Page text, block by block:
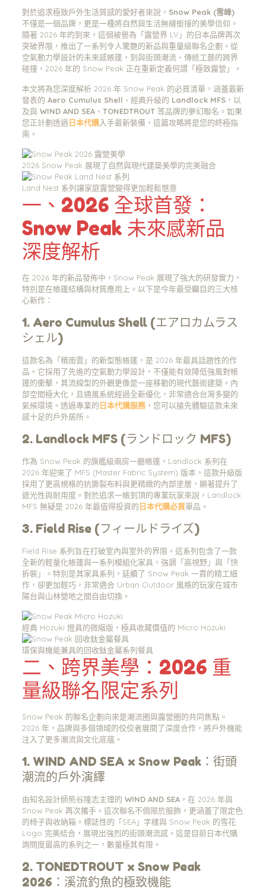
對於追求極致戶外生活質感的愛好者來說， Snow Peak (雪峰)
不僅是一個品牌，更是一種將自然與生活無縫銜接的美學信仰。
隨著 2026 年的到來，這個被譽為「露營界 LV」的日本品牌再次
突破界限，推出了一系列令人驚艷的新品與重量級聯名企劃。從
空氣動力學設計的未來感帳篷，到與街頭潮流、傳統工藝的跨界
碰撞，2026 年的 Snow Peak 正在重新定義何謂「極致露營」。
本文將為您深度解析 2026 年 Snow Peak 的必買清單，涵蓋最新
發表的 Aero Cumulus Shell 、經典升級的 Landlock MFS，以
及與 WIND AND SEA、 TONEDTROUT等品牌的夢幻聯名。如果
您正計劃透過日本代購入手最新裝備，這篇攻略將是您的終極指
南。
2026 Snow Peak 展現了自然與現代建築美學的完美融合
Land Nest 系列讓家庭露營變得更加輕鬆愜意
一、2026 全球首發：
Snow Peak 未來感新品
深度解析
在 2026 年的新品發佈中，Snow Peak 展現了強大的研發實力，
特別是在帳篷結構與材質應用上。以下是今年最受矚目的三大核
心新作：
1. Aero Cumulus Shell (エアロカムラス
シェル)
這款名為「積雨雲」的新型態帳篷，是 2026 年最具話題性的作
品。它採用了先進的空氣動力學設計，不僅能有效降低強風對帳
篷的衝擊，其流線型的外觀更像是一座移動的現代藝術建築。內
部空間極大化，且通風系統經過全新優化，非常適合台灣多變的
氣候環境。透過專業的日本代購服務，您可以搶先體驗這款未來
感十足的戶外居所。
2. Landlock MFS (ランドロック MFS)
作為 Snow Peak 的旗艦級兩房一廳帳篷，Landlock 系列在
2026 年迎來了 MFS (Master Fabric System) 版本。這款升級版
採用了更高規格的抗撕裂布料與更精緻的內部塗層，顯著提升了
遮光性與耐用度。對於追求一帳到頂的專業玩家來說，Landlock
MFS 無疑是 2026 年最值得投資的日本代購必買單品。
3. Field Rise (フィールドライズ)
Field Rise 系列旨在打破室內與室外的界限。這系列包含了一款
全新的輕量化帳篷與一系列模組化家具，強調「高視野」與「快
拆裝」。特別是其家具系列，延續了 Snow Peak 一貫的精工細
作，卻更加輕巧，非常適合 Urban Outdoor 風格的玩家在城市
陽台與山林營地之間自由切換。
經典 Hozuki 燈具的微縮版，極具收藏價值的 Micro Hozuki
環保與機能兼具的回收鈦金屬系列餐具
二、跨界美學：2026 重
量級聯名限定系列
Snow Peak 的聯名企劃向來是潮流圈與露營圈的共同焦點。
2026 年，品牌與多個領域的佼佼者展開了深度合作，將戶外機能
注入了更多潮流與文化底蘊。
1. WIND AND SEA x Snow Peak：街頭
潮流的戶外演繹
由知名設計師熊谷隆志主理的 WIND AND SEA，在 2026 年與
Snow Peak 再次攜手。這次聯名不侷限於服飾，更涵蓋了限定色
的椅子與收納箱。標誌性的「SEA」字樣與 Snow Peak 的雪花
Logo 完美結合，展現出強烈的街頭潮流感。這是目前日本代購
詢問度最高的系列之一，數量極其有限。
2. TONEDTROUT x Snow Peak
2026：溪流釣魚的極致機能